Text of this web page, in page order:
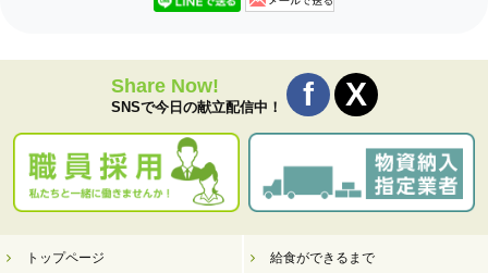
Share Now!
SNSで今日の献立配信中！
トップページ 給食ができるまで